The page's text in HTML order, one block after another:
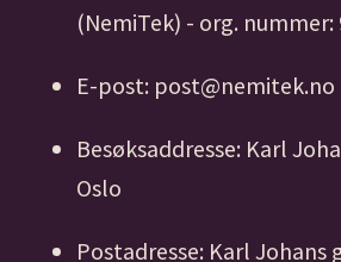
(NemiTek) - org. nummer:
E-post: post@nemitek.no
Besøksaddresse: Karl
Oslo
Postadresse: Karl Johans